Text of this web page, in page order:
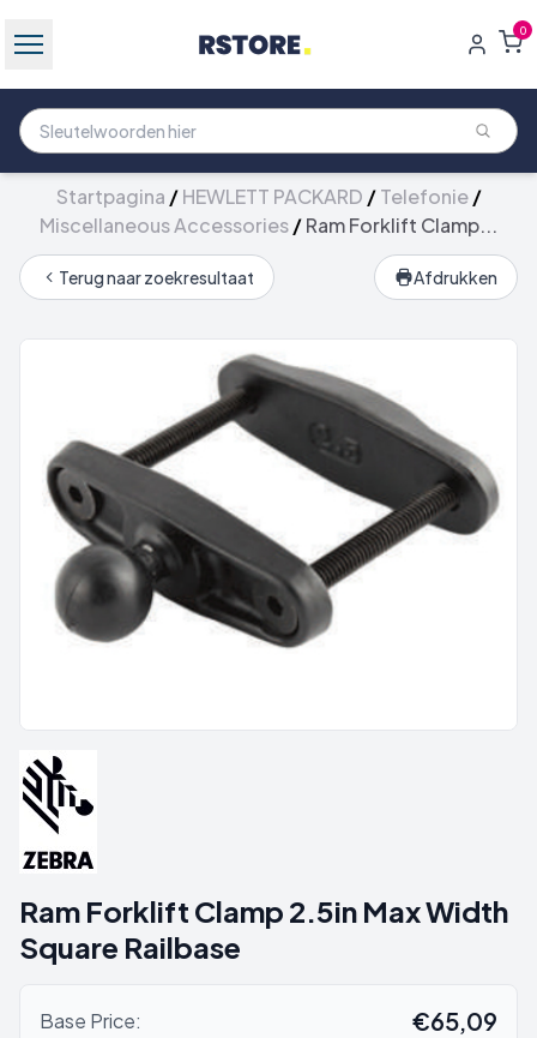
0
Startpagina /HEWLETT PACKARD /Telefonie/
Miscellaneous Accessories/Ram Forklift Clamp...
Terug naar zoekresultaat Afdrukken
Ram Forklift Clamp 2.5in Max Width
Square Railbase
Base Price: €65,09